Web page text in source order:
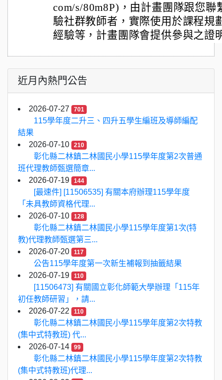
com/s/80m8P)，由計畫團隊跟您
驗社群教師者，實際使用於課程規
經驗等，計畫團隊會提供參與之證
近月內熱門公告
2026-07-27 701
115學年度二升三、四升五學生編班及導師編配
結果
2026-07-10
210
彰化縣二林鎮二林國民小學115學年度第2次普通
班代理教師甄選簡章...
2026-07-19
144
[最速件] [11506535] 有關本府辦理115學年度
「未具教師資格代理...
2026-07-10
128
彰化縣二林鎮二林國民小學115學年度第1次(特
教)代理教師甄選第三...
2026-07-20
117
公告115學年度第一次新生補報到抽籤結果
2026-07-19
110
[11506473] 有關國立彰化師範大學辦理「115年
初任教師研習」，請...
2026-07-22
110
彰化縣二林鎮二林國民小學115學年度第2次特教
(集中式特教班) 代...
2026-07-14
99
彰化縣二林鎮二林國民小學115學年度第2次特教
(集中式特教班)代理...